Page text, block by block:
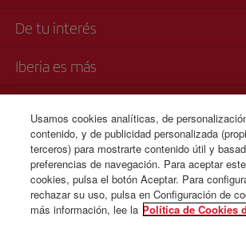
De tu interés
Iberia es más
Venta telefónica
00 800 10 13 32
Lunes a domingo 00:00 - 24:00 horas (español e
Usamos cookies analíticas, de
contenido, y de publicidad personalizada
terceros) para mostrarte contenido útil y
preferencias de navegación. Para aceptar
cookies, pulsa el botón Aceptar. Para
rechazar su uso, pulsa en Configuración de
más información, lee la Política de Cookies